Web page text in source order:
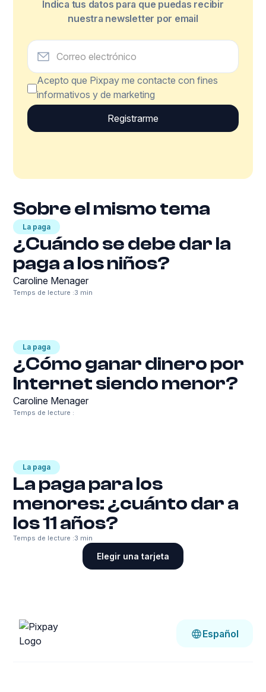
Indica tus datos para que puedas recibir
nuestra newsletter por email
Acepto que Pixpay me contacte con fines
informativos y de marketing
Sobre el mismo tema
La paga
¿Cuándo se debe dar la
paga a los niños?
Caroline Menager
Temps de lecture :3 min
La paga
¿Cómo ganar dinero por
Internet siendo menor?
Caroline Menager
Temps de lecture :
La paga
La paga para los
menores: ¿cuánto dar a
los 11 años?
Temps de lecture :3 min
Elegir una tarjeta
Español